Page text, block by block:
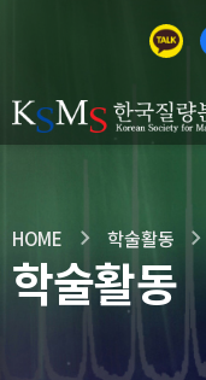
HOME 학술활동
학술활동